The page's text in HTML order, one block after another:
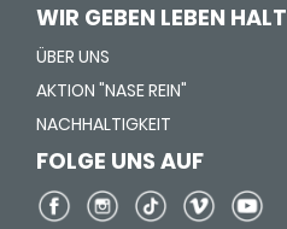
WIR GEBEN LEBEN HALT
ÜBER UNS
AKTION "NASE REIN"
NACHHALTIGKEIT
FOLGE UNS AUF